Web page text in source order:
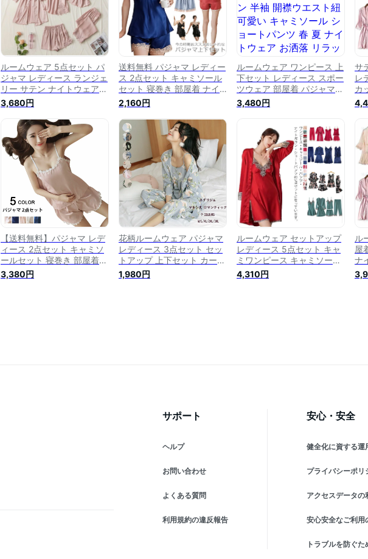
ルームウェア 5点セット パ
ジャマ レディース ランジェ
リー サテン ナイトウェア
パッド付き キャミソール シ
ョートパンツ 上下セット パ
ンツ ワンピース ガウンセッ
ト レース セクシー ナイト
ガウン ロングガウン 可愛い
部屋着 San three
3,680円
送料無料 パジャマ レディー
ス 2点セット キャミソール
セット 寝巻き 部屋着 ナイ
トウェア ルームウェア 寝間
着 セットアップ 上下セット
ショートパンツ
2,160円
ルームウェア ワンピース 上
下セット レディース スポー
ツウェア 部屋着 パジャマ
緑 グリーン 半袖 開襟ウエ
スト紐 可愛い キャミソール
トウェア お洒落 リラックス
ウェア セットアップ 寝巻き
パンツ ガウン ブラジャー
3,480円
サ
レ
カ
ト
ナ
ウ
【送料無料】パジャマ レデ
ィース 2点セット キャミソ
ールセット 寝巻き 部屋着
ナイトウェア ルームウェア
寝間着 セットアップ 上下セ
3,380円
花柄ルームウェア パジャマ
レディース 3点セット セッ
トアップ 上下セット カーデ
ィガン キャミソール パジャ
マ レディース 長袖 ルーム
1,980円
ルームウェア セットアップ
レディース 5点セット キャ
ミワンピース キャミソール
ナイトガウン ショートパン
ツ ズボン パジャマ 寝巻き
4,310円
ル
屋
ナ
5
ソ
サポート
ヘルプ
お問い合わせ
よくある質問
利用規約の違反報告
安心・安全
健全化に資する運
プライバシーポリ
アクセスデータの
安心安全なご利用
トラブルを防ぐた